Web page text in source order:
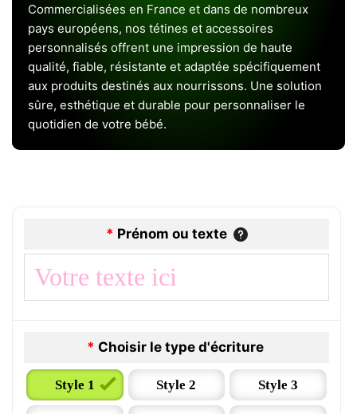
Commercialisées en France et dans de nombreux
pays européens, nos tétines et accessoires
personnalisés offrent une impression de haute
qualité, fiable, résistante et adaptée spécifiquement
aux produits destinés aux nourrissons. Une solution
sûre, esthétique et durable pour personnaliser le
quotidien de votre bébé.
* Prénom ou texte
* Choisir le type d'écriture
Style 1 Style 2 Style 3